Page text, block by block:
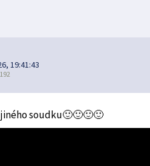
19:41:43
soudku🙂🙂🙂🙂